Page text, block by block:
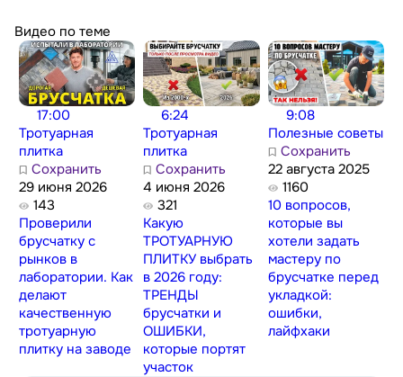
Видео по теме
17:00
Тротуарная
плитка
Сохранить
29 июня 2026
143
Проверили
брусчатку с
рынков в
лаборатории. Как
делают
качественную
тротуарную
плитку на заводе
6:24
Тротуарная
плитка
Сохранить
4 июня 2026
321
Какую
ТРОТУАРНУЮ
ПЛИТКУ выбрать
в 2026 году:
ТРЕНДЫ
брусчатки и
ОШИБКИ,
которые портят
участок
9:08
Полезные советы
Сохранить
22 августа 2025
1160
10 вопросов,
которые вы
хотели задать
мастеру по
брусчатке перед
укладкой:
ошибки,
лайфхаки